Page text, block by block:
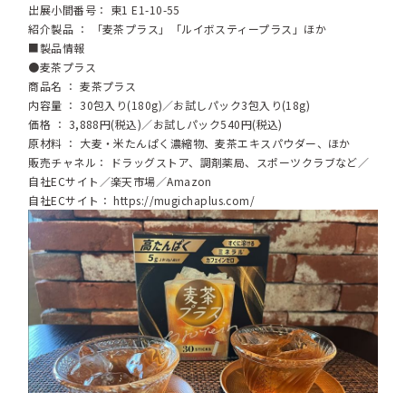
出展小間番号： 東1 E1-10-55
紹介製品 ： 「麦茶プラス」「ルイボスティープラス」ほか
■製品情報
●麦茶プラス
商品名 ： 麦茶プラス
内容量 ： 30包入り(180g)／お試しパック3包入り(18g)
価格 ： 3,888円(税込)／お試しパック540円(税込)
原材料 ： 大麦・米たんぱく濃縮物、麦茶エキスパウダー、ほか
販売チャネル： ドラッグストア、調剤薬局、スポーツクラブなど／
自社ECサイト／楽天市場／Amazon
自社ECサイト：https://mugichaplus.com/